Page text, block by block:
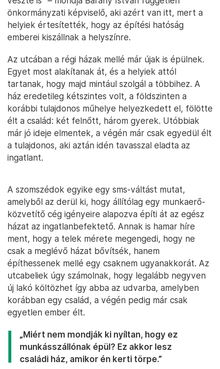
önkormányzati képviselő, aki azért van itt, mert a
helyiek értesítették, hogy az építési hatóság
emberei kiszállnak a helyszínre.
Az utcában a régi házak mellé már újak is épülnek.
Egyet most alakítanak át, és a helyiek attól
tartanak, hogy majd mintául szolgál a többihez. A
ház eredetileg kétszintes volt, a földszinten a
korábbi tulajdonos műhelye helyezkedett el, fölötte
élt a család: két felnőtt, három gyerek. Utóbbiak
már jó ideje elmentek, a végén már csak egyedül élt
a tulajdonos, aki aztán idén tavasszal eladta az
ingatlant.
A szomszédok egyike egy sms-váltást mutat,
amelyből az derül ki, hogy állítólag egy munkaerő-
közvetítő cég igényeire alapozva építi át az egész
házat az ingatlanbefektető. Annak is hamar híre
ment, hogy a telek mérete megengedi, hogy ne
csak a meglévő házat bővítsék, hanem
építhessenek mellé egy csaknem ugyanakkorát. Az
utcabeliek úgy számolnak, hogy legalább negyven
új lakó költözhet így abba az udvarba, amelyben
korábban egy család, a végén pedig már csak
egyetlen ember élt.
„Miért nem mondják ki nyíltan, hogy ez
munkásszállónak épül? Ez akkor lesz
családi ház, amikor én kerti törpe.”